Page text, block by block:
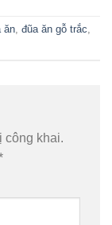
ăn, đũa ăn gỗ trắc,
công khai.